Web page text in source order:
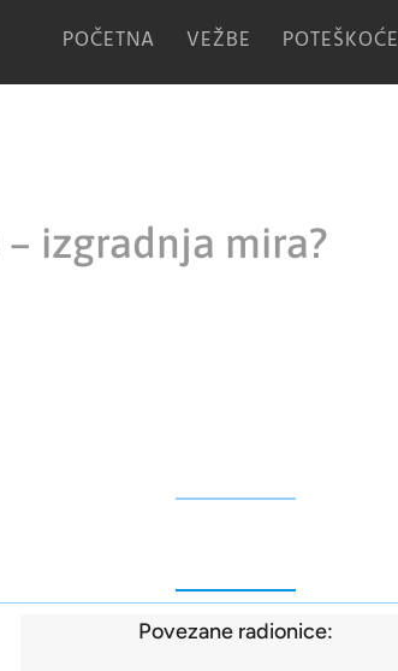
POČETNA VEŽBE POTEŠKOĆE
izgradnja mira?
Povezane radionice: